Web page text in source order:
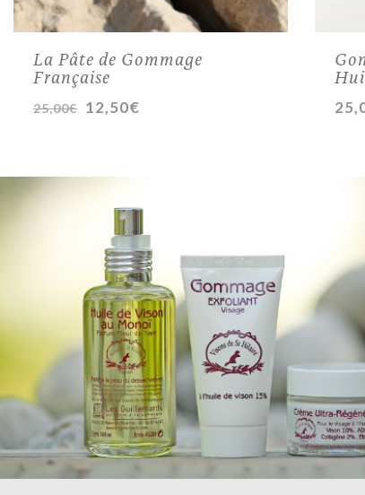
La Pâte de Gommage
Française
25,00€ Le
25,00€.
12,50€